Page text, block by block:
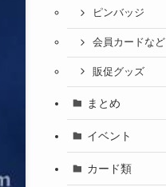
ピンバッジ
会員カードなど
販促グッズ
まとめ
イベント
カード類